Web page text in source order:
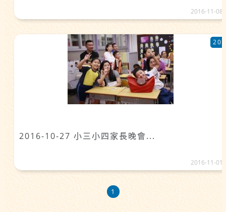
2016-11-08
2016-10-27 小三小四家長晚會...
20
2016-11-01
1